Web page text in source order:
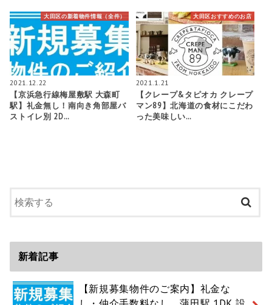
大田区の新着物件情報（全件）
2021.12.22
【京浜急行線梅屋敷駅 大森町
駅】礼金無し！南向き角部屋バ
ストイレ別 2D…
大田区おすすめのお店
2021.1.21
【クレープ&タピオカ クレープ
マン89】北海道の食材にこだわ
った美味しい…
新着記事
【新規募集物件のご案内】礼金な